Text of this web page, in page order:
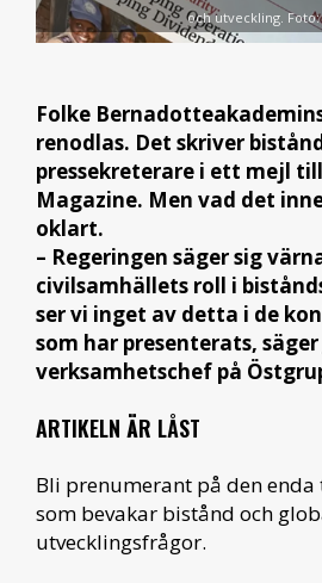
och utveckling. Foto:
Folke
renodlas. Det skriver
pressekreterare i ett mejl
Magazine. Men vad det
oklart.
– Regeringen säger sig
civilsamhällets roll i
ser vi inget av detta i de
som har presenterats,
verksamhetschef på
ARTIKELN ÄR LÅST
Bli prenumerant på den enda
som bevakar bistånd och
utvecklingsfrågor.